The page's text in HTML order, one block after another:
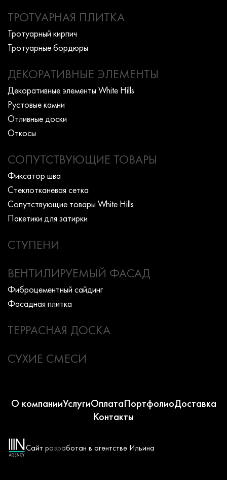
ТРОТУАРНАЯ ПЛИТКА
Тротуарный кирпич
Тротуарные бордюры
ДЕКОРАТИВНЫЕ ЭЛЕМЕНТЫ
Декоративные элементы White Hills
Рустовые камни
Отливные доски
Откосы
СОПУТСТВУЮЩИЕ ТОВАРЫ
Фиксатор шва
Стеклотканевая сетка
Сопутствующие товары White Hills
Пакетики для затирки
СТУПЕНИ
ВЕНТИЛИРУЕМЫЙ ФАСАД
Фиброцементный сайдинг
Фасадная плитка
ТЕРРАСНАЯ ДОСКА
СУХИЕ СМЕСИ
О компанииУслугиОплатаПортфолиоДоставка
Контакты
Сайт разработан в агентстве Ильина